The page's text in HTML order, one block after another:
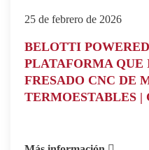
25 de febrero de 2026
BELOTTI
PLATAFORMA
FRESADO CNC DE
TERMOESTABLES |